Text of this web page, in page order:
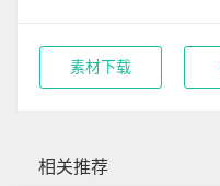
素材下载
相关推荐